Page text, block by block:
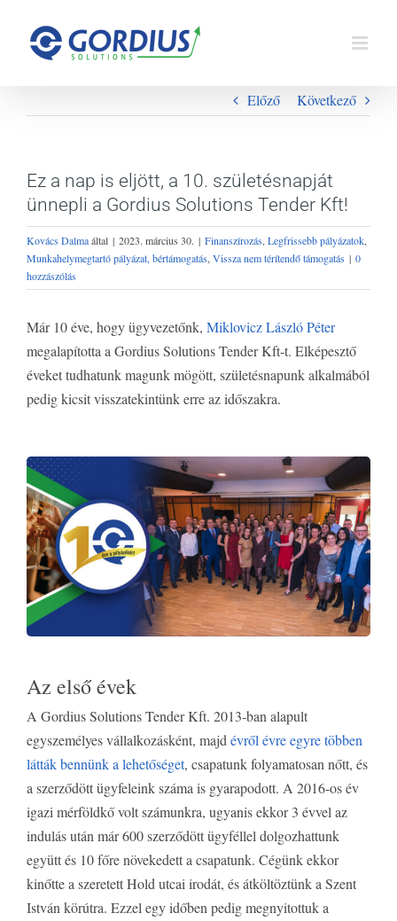
Előző Következő
Ez a nap is eljött, a 10. születésnapját
ünnepli a Gordius Solutions Tender Kft!
Kovács Dalmaáltal | 2023. március 30. | Finanszírozás Legfrissebb pályázatok
Munkahelymegtartó pályázat, bértámogatás Vissza nem térítendő támogatás | 0
hozzászólás
Már 10 éve, hogy ügyvezetőnk, Miklovicz László Péter
megalapította a Gordius Solutions Tender Kft-t. Elképesztő
éveket tudhatunk magunk mögött, születésnapunk alkalmából
pedig kicsit visszatekintünk erre az időszakra.
Az első évek
A Gordius Solutions Tender Kft. 2013-ban alapult
egyszemélyes vállalkozásként, majd évről évre egyre többen
látták bennünk a lehetőséget, csapatunk folyamatosan nőtt, és
a szerződött ügyfeleink száma is gyarapodott. A 2016-os év
igazi mérföldkő volt számunkra, ugyanis ekkor 3 évvel az
indulás után már 600 szerződött ügyféllel dolgozhattunk
együtt és 10 főre növekedett a csapatunk. Cégünk ekkor
kinőtte a szeretett Hold utcai irodát, és átköltöztünk a Szent
István körútra. Ezzel egy időben pedig megnyitottuk a